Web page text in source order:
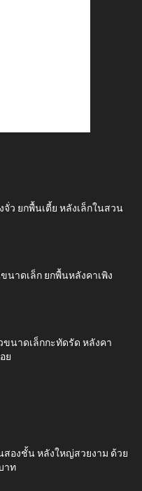
ว ยกพื้นเตี้ย หลังเล็กในสวน
นาดเล็ก ยกพื้นหลังคาเพิง
ขนาดเล็กกะทัดรัด หลังคา
ย
สองชั้น หลังใหญ่สวยงาม ด้วย
าท